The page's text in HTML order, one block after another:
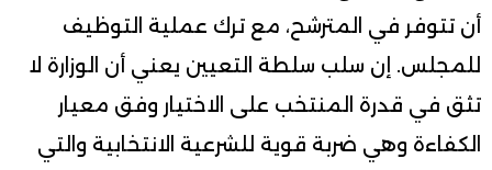
أن تتوفر في المترشح، مع ترك عملية التوظيف
للمجلس. إن سلب سلطة التعيين يعني أن الوزارة لا
تثق في قدرة المنتخب على الاختيار وفق معيار
الكفاءة وهي ضربة قوية للشرعية الانتخابية والتي